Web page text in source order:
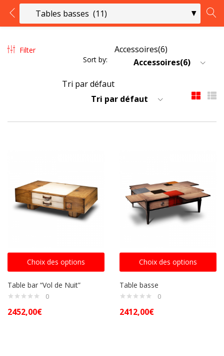
LOGIN
Lost password?
11 résultats affichés
Filter
Sort by:
Accessoires(6)
Tri par défaut
Choix des options
Table bar “Vol de Nuit”
0
2452,00€
Choix des options
Table basse
0
2412,00€